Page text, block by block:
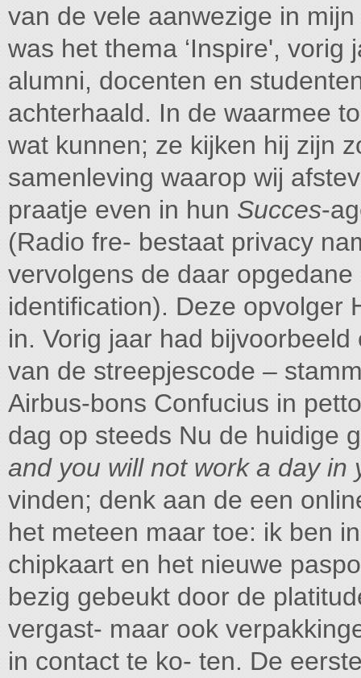
van de vele aanwezige in
was het thema ‘Inspire', vorig
alumni, docenten en
achterhaald. In de waarmee
wat kunnen; ze kijken hij zijn
samenleving waarop wij
praatje even in hun Succes-
(Radio fre- bestaat privacy
vervolgens de daar
identification). Deze opvolger
in. Vorig jaar had
van de streepjescode –
Airbus-bons Confucius in
dag op steeds Nu de huidige
and you will not work a day in
vinden; denk aan de een
het meteen maar toe: ik ben
chipkaart en het nieuwe
bezig gebeukt door de
vergast- maar ook
in contact te ko- ten. De